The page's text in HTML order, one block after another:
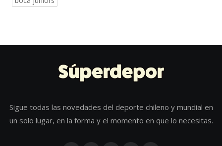
Sigue todas las novedades del deporte chileno y mundial en
un solo lugar, en la forma y el momento en que lo necesitas.